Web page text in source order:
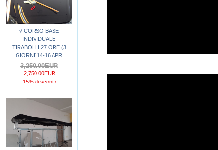
√ CORSO BASE
INDIVIDUALE
TIRABOLLI 27 ORE (3
GIORNI)14-16 APR
3,250.00EUR
2,750.00EUR
15% di sconto